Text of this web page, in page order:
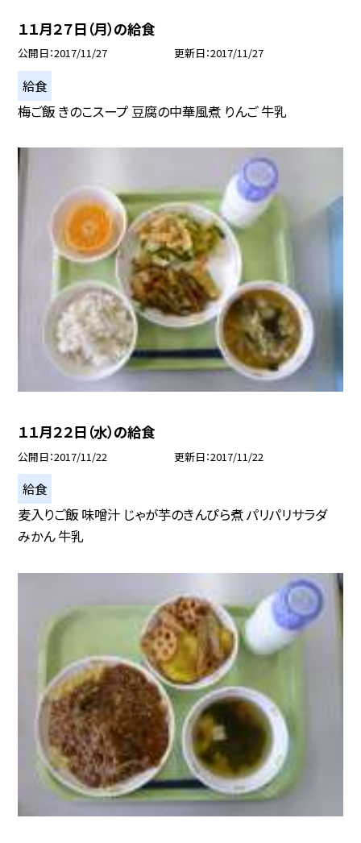
１１月２７日（月）の給食
公開日 2017/11/27 更新日 2017/11/27
給食
梅ご飯 きのこスープ 豆腐の中華風煮 りんご 牛乳
１１月２２日（水）の給食
公開日 2017/11/22 更新日 2017/11/22
給食
麦入りご飯 味噌汁 じゃが芋のきんぴら煮 パリパリサラダ
みかん 牛乳